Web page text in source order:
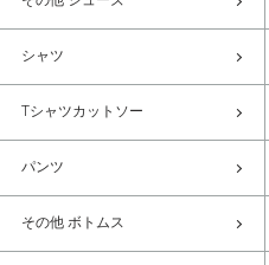
シャツ
Tシャツカットソー
パンツ
その他 ボトムス